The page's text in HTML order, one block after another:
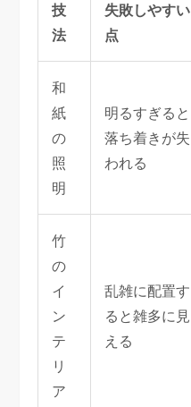
技
法
失敗しやすい
点
和
紙
の
照
明
明るすぎると
落ち着きが失
われる
竹
の
イ
ン
テ
リ
ア
乱雑に配置す
ると雑多に見
える